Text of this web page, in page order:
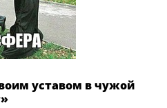
уставом в чужой